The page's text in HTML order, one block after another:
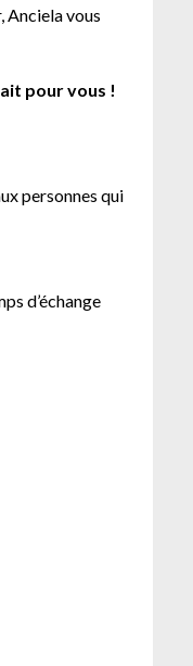
Anciela vous
pour vous !
personnes qui
d’échange